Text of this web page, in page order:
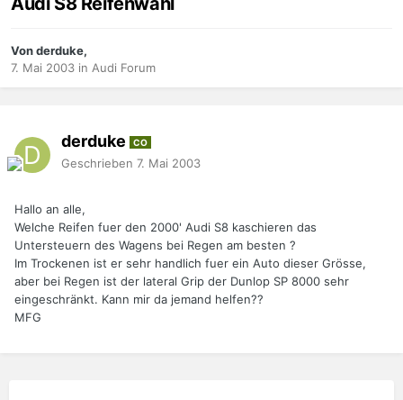
Von derduke,
7. Mai 2003 in Audi Forum
derduke CO
Geschrieben 7. Mai 2003
Hallo an alle,
Welche Reifen fuer den 2000' Audi S8 kaschieren das
Untersteuern des Wagens bei Regen am besten ?
Im Trockenen ist er sehr handlich fuer ein Auto dieser Grösse,
aber bei Regen ist der lateral Grip der Dunlop SP 8000 sehr
eingeschränkt. Kann mir da jemand helfen??
MFG